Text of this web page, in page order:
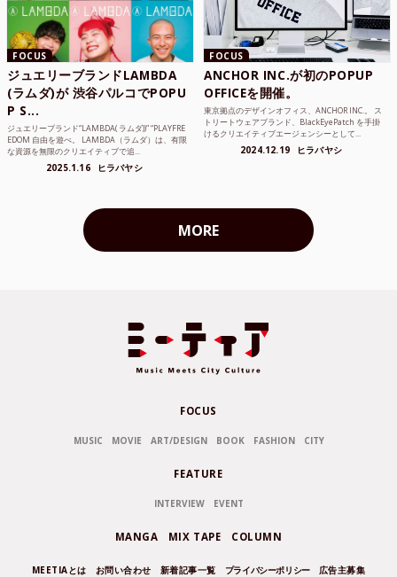
FOCUS
ジュエリーブランドLAMBDA
(ラムダ)が 渋谷パルコでPOPU
P S...
ジュエリーブランド“LAMBDA( ラムダ))” “PLAYFRE
EDOM 自由を遊べ。 LAMBDA（ラムダ）は、有限
な資源を無限のクリエイティブで追...
2025.1.16 ヒラバヤシ
FOCUS
ANCHOR INC.が初のPOPUP
OFFICEを開催。
東京拠点のデザインオフィス、ANCHOR INC.。 ス
トリートウェアブランド、BlackEyePatch を手掛
けるクリエイティブエージェンシーとして...
2024.12.19 ヒラバヤシ
MORE
FOCUS
MUSIC MOVIE ART/DESIGN BOOK FASHION CITY
FEATURE
INTERVIEW EVENT
MANGA MIX TAPE COLUMN
MEETIAとは お問い合わせ 新着記事一覧 プライバシーポリシー 広告主募集